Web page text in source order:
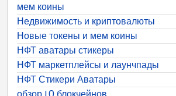
мем коины
Недвижимость и криптовалюты
Новые токены и мем коины
НФТ аватары стикеры
НФТ маркетплейсы и лаунчпады
НФТ Стикери Аватары